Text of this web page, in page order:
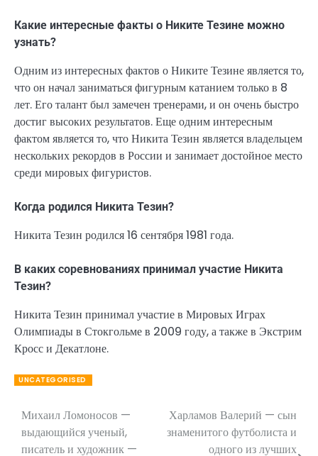
Какие интересные факты о Никите Тезине можно
узнать?
Одним из интересных фактов о Никите Тезине является то,
что он начал заниматься фигурным катанием только в 8
лет. Его талант был замечен тренерами, и он очень быстро
достиг высоких результатов. Еще одним интересным
фактом является то, что Никита Тезин является владельцем
нескольких рекордов в России и занимает достойное место
среди мировых фигуристов.
Когда родился Никита Тезин?
Никита Тезин родился 16 сентября 1981 года.
В каких соревнованиях принимал участие Никита
Тезин?
Никита Тезин принимал участие в Мировых Играх
Олимпиады в Стокгольме в 2009 году, а также в Экстрим
Кросс и Декатлоне.
UNCATEGORISED
Навигация
по
Михаил Ломоносов —
выдающийся ученый,
писатель и художник —
Харламов Валерий — сын
знаменитого футболиста и
одного из лучших